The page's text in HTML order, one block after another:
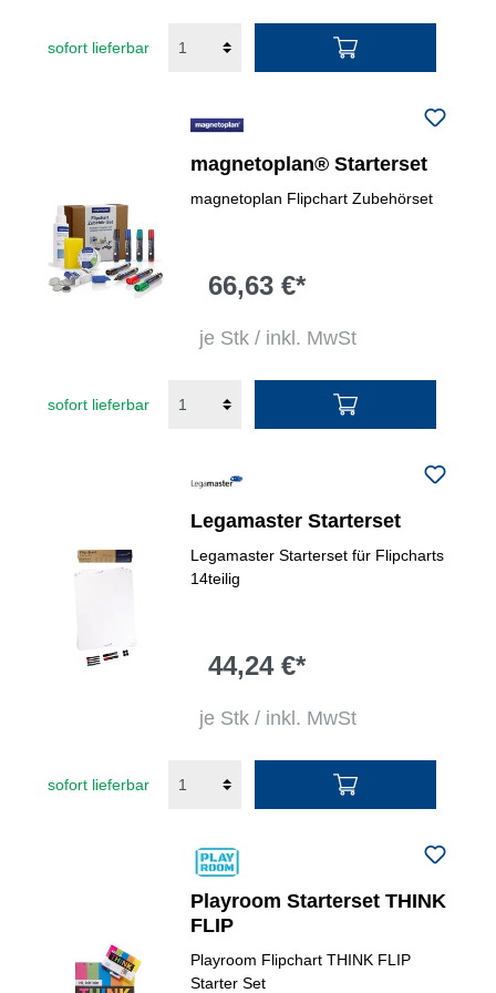
sofort lieferbar
magnetoplan® Starterset
magnetoplan Flipchart Zubehörset
66,63 €*
je Stk / inkl. MwSt
sofort lieferbar
Legamaster Starterset
Legamaster Starterset für Flipcharts
14teilig
44,24 €*
je Stk / inkl. MwSt
sofort lieferbar
Playroom Starterset THINK
FLIP
Playroom Flipchart THINK FLIP
Starter Set